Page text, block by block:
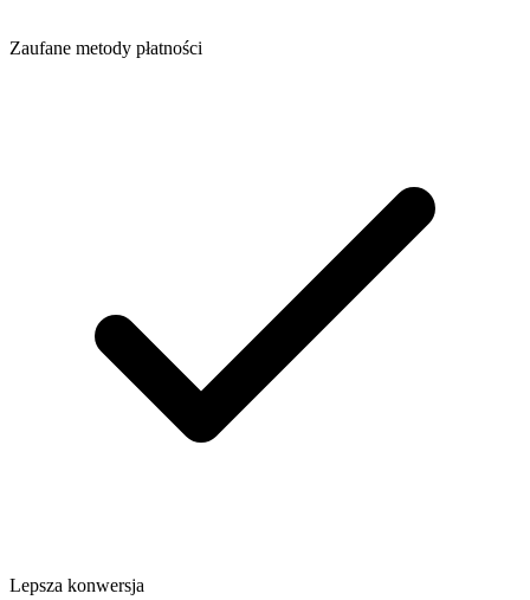
Zaufane metody płatności
Lepsza konwersja